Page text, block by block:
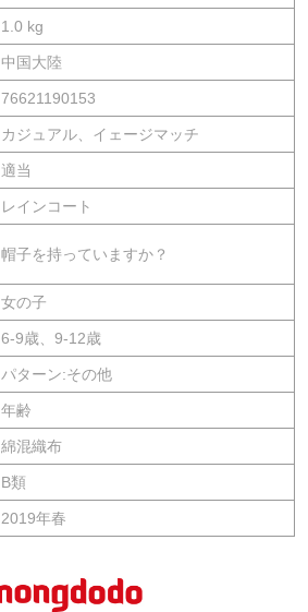
1.0 kg
中国大陸
76621190153
カジュアル、イェージマッチ
適当
レインコート
帽子を持っていますか？
女の子
6-9歳、9-12歳
パターン:その他
年齢
綿混織布
B類
2019年春